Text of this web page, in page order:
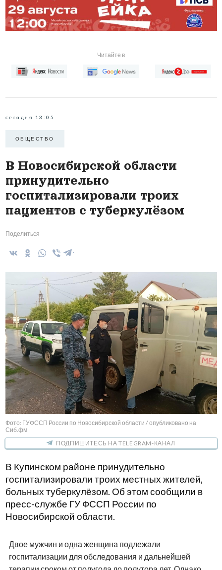
Читайте в
сегодня 13:05
ОБЩЕСТВО
В Новосибирской области
принудительно
госпитализировали троих
пациентов с туберкулёзом
Поделиться
Фото: ГУФССП России по Новосибирской области / опубликовано на
Сиб.фм
ПОДПИШИТЕСЬ НА TELEGRAM-КАНАЛ
В Купинском районе принудительно
госпитализировали троих местных жителей,
больных туберкулёзом. Об этом сообщили в
пресс-службе ГУ ФССП России по
Новосибирской области.
Двое мужчин и одна женщина подлежали
госпитализации для обследования и дальнейшей